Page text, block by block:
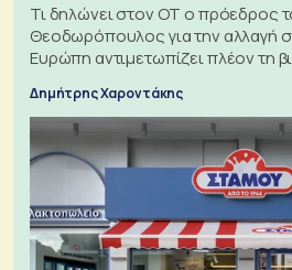
Τι δηλώνει στον ΟΤ ο πρόεδρος
Θεοδωρόπουλος για την αλλαγή
Ευρώπη αντιμετωπίζει πλέον τη
Δημήτρης Χαροντάκης